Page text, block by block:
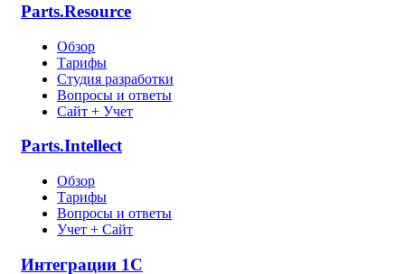
Parts.Resource
Обзор
Тарифы
Студия разработки
Вопросы и ответы
Сайт + Учет
Parts.Intellect
Обзор
Тарифы
Вопросы и ответы
Учет + Сайт
Интеграции 1С